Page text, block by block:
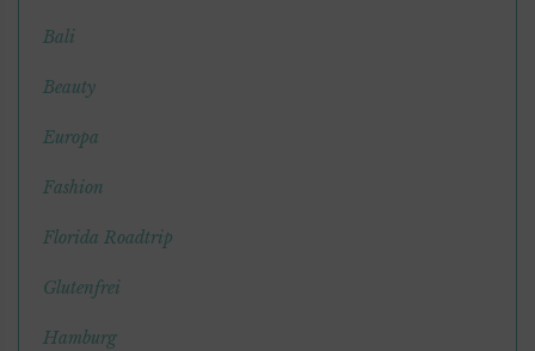
Bali
Beauty
Europa
Fashion
Florida Roadtrip
Glutenfrei
Hamburg